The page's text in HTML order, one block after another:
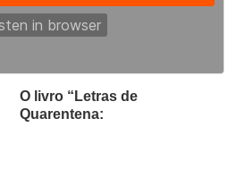
O livro “Letras de
Quarentena: